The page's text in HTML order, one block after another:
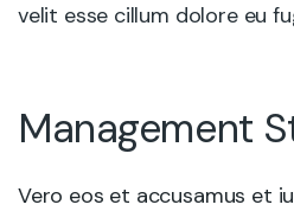
velit esse cillum dolore eu
Management
Vero eos et accusamus et